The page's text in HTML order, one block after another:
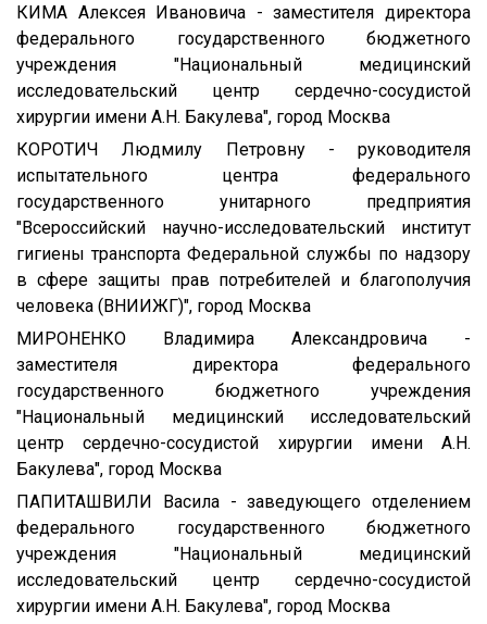
КИМА Алексея Ивановича - заместителя директора
федерального государственного бюджетного
учреждения "Национальный медицинский
исследовательский центр сердечно-сосудистой
хирургии имени А.Н. Бакулева", город Москва
КОРОТИЧ Людмилу Петровну - руководителя
испытательного центра федерального
государственного унитарного предприятия
"Всероссийский научно-исследовательский институт
гигиены транспорта Федеральной службы по надзору
в сфере защиты прав потребителей и благополучия
человека (ВНИИЖГ)", город Москва
МИРОНЕНКО Владимира Александровича -
заместителя директора федерального
государственного бюджетного учреждения
"Национальный медицинский исследовательский
центр сердечно-сосудистой хирургии имени А.Н.
Бакулева", город Москва
ПАПИТАШВИЛИ Васила - заведующего отделением
федерального государственного бюджетного
учреждения "Национальный медицинский
исследовательский центр сердечно-сосудистой
хирургии имени А.Н. Бакулева", город Москва